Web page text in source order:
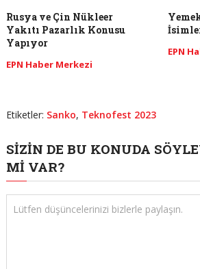
Rusya ve Çin Nükleer
Yakıtı Pazarlık Konusu
Yapıyor
EPN Haber Merkezi
EPN
Etiketler: Sanko, Teknofest 2023
SIZIN DE BU KONUDA
MI VAR?